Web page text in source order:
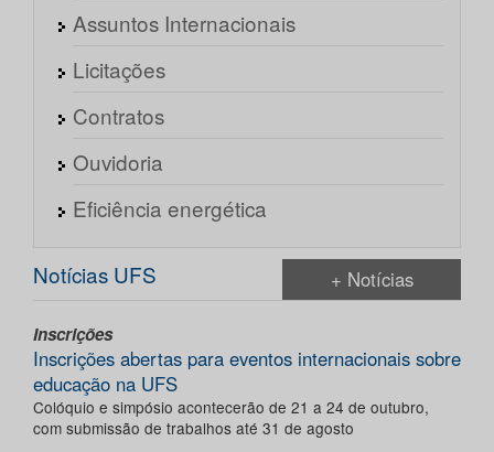
Assuntos Internacionais
Licitações
Contratos
Ouvidoria
Eficiência energética
Notícias UFS + Notícias
Inscrições
Inscrições abertas para eventos internacionais sobre
educação na UFS
Colóquio e simpósio acontecerão de 21 a 24 de outubro,
com submissão de trabalhos até 31 de agosto